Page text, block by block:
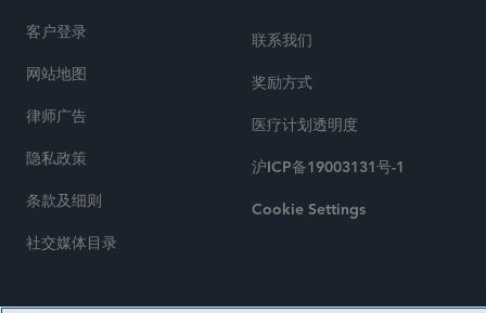
客户登录
网站地图
律师广告
隐私政策
条款及细则
社交媒体目录
联系我们
奖励方式
医疗计划透明度
沪ICP备19003131号-1
Cookie Settings